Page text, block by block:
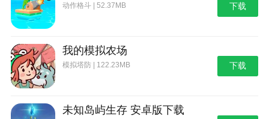
动作格斗 | 52.37MB 下载
我的模拟农场
模拟塔防 | 122.23MB 下载
未知岛屿生存 安卓版下载